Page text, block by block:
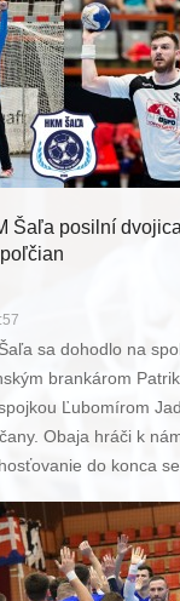
Šaľa posilní
sa dohodlo na
brankárom
Ľubomírom
Obaja hráči k
do konca